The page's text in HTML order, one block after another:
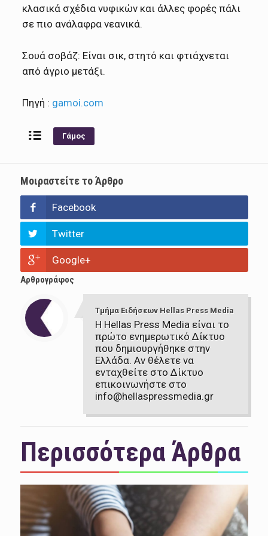
κλασικά σχέδια νυφικών και άλλες φορές πάλι
σε πιο ανάλαφρα νεανικά.
Σουά σοβάζ: Είναι σικ, στητό και φτιάχνεται
από άγριο μετάξι.
Πηγή : gamoi.com
Γάμος
Μοιραστείτε το Άρθρο
Facebook
Twitter
Google+
Αρθρογράφος
Τμήμα Ειδήσεων Hellas Press Media
Η Hellas Press Media είναι το
πρώτο ενημερωτικό Δίκτυο
που δημιουργήθηκε στην
Ελλάδα. Αν θέλετε να
ενταχθείτε στο Δίκτυο
επικοινωνήστε στο
info@hellaspressmedia.gr
Περισσότερα Άρθρα